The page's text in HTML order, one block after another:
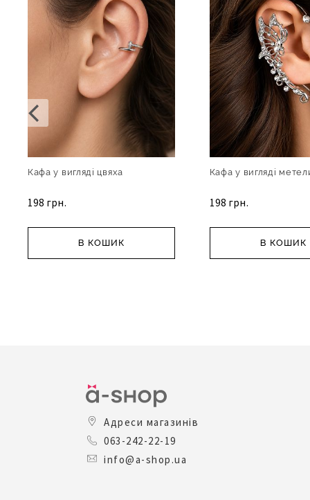
Кафа у вигляді цвяха
198 грн.
В КОШИК
Кафа у вигляді
198 грн.
В КОШИК
Адреси магазинів
063-242-22-19
info@a-shop.ua